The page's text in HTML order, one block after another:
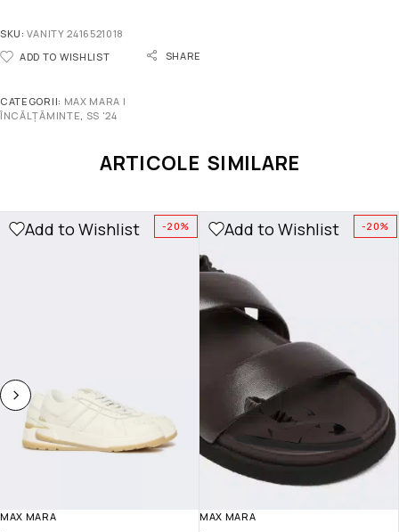
SKU:VANITY 2416521018
ADD TO WISHLIST
SHARE
CATEGORII: MAX MARA |
ÎNCĂLȚĂMINTE, SS '24
ARTICOLE SIMILARE
-20%
Add to Wishlist
MAX MARA
-20%
Add to Wishlist
MAX MARA